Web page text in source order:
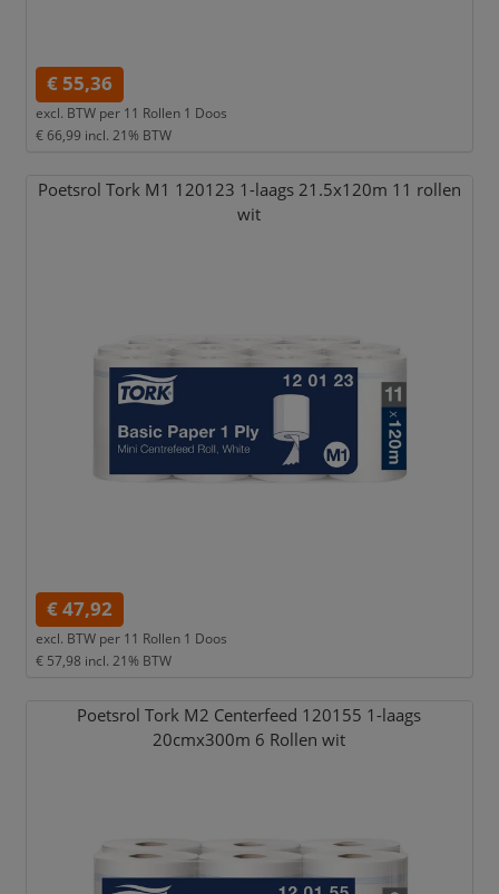
€ 55,36
excl. BTW per 11 Rollen 1 Doos
€ 66,99 incl. 21% BTW
Poetsrol Tork M1 120123 1-laags 21.5x120m 11 rollen
wit
€ 47,92
excl. BTW per 11 Rollen 1 Doos
€ 57,98 incl. 21% BTW
Poetsrol Tork M2 Centerfeed 120155 1-laags
20cmx300m 6 Rollen wit